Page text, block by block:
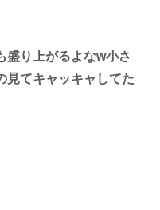
盛り上がるよなw小さ
見てキャッキャしてた